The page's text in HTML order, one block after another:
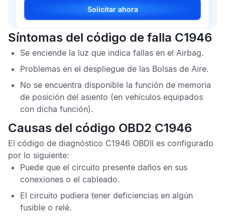
Solicitar ahora
Síntomas del código de falla C1946
Se enciende la luz que indica fallas en el Airbag.
Problemas en el despliegue de las Bolsas de Aire.
No se encuentra disponible la función de memoria
de posición del asiento (en vehículos equipados
con dicha función).
Causas del código OBD2 C1946
El código de diagnóstico C1946 OBDII es configurado
por lo siguiente:
Puede que el circuito presente daños en sus
conexiones o el cableado.
El circuito pudiera tener deficiencias en algún
fusible o relé.